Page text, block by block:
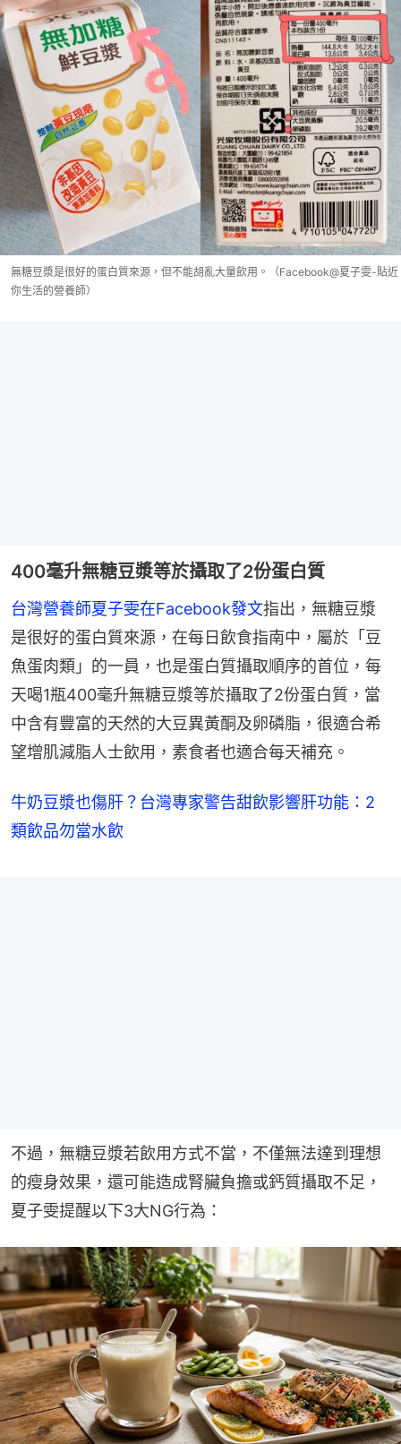
無糖豆漿是很好的蛋白質來源，但不能胡亂大量飲用。（Facebook@夏子雯-貼近
你生活的營養師）
400毫升無糖豆漿等於攝取了2份蛋白質
台灣營養師夏子雯在Facebook發文指出，無糖豆漿
是很好的蛋白質來源，在每日飲食指南中，屬於「豆
魚蛋肉類」的一員，也是蛋白質攝取順序的首位，每
天喝1瓶400毫升無糖豆漿等於攝取了2份蛋白質，當
中含有豐富的天然的大豆異黃酮及卵磷脂，很適合希
望增肌減脂人士飲用，素食者也適合每天補充。
牛奶豆漿也傷肝？台灣專家警告甜飲影響肝功能：2
類飲品勿當水飲
不過，無糖豆漿若飲用方式不當，不僅無法達到理想
的瘦身效果，還可能造成腎臟負擔或鈣質攝取不足，
夏子雯提醒以下3大NG行為：